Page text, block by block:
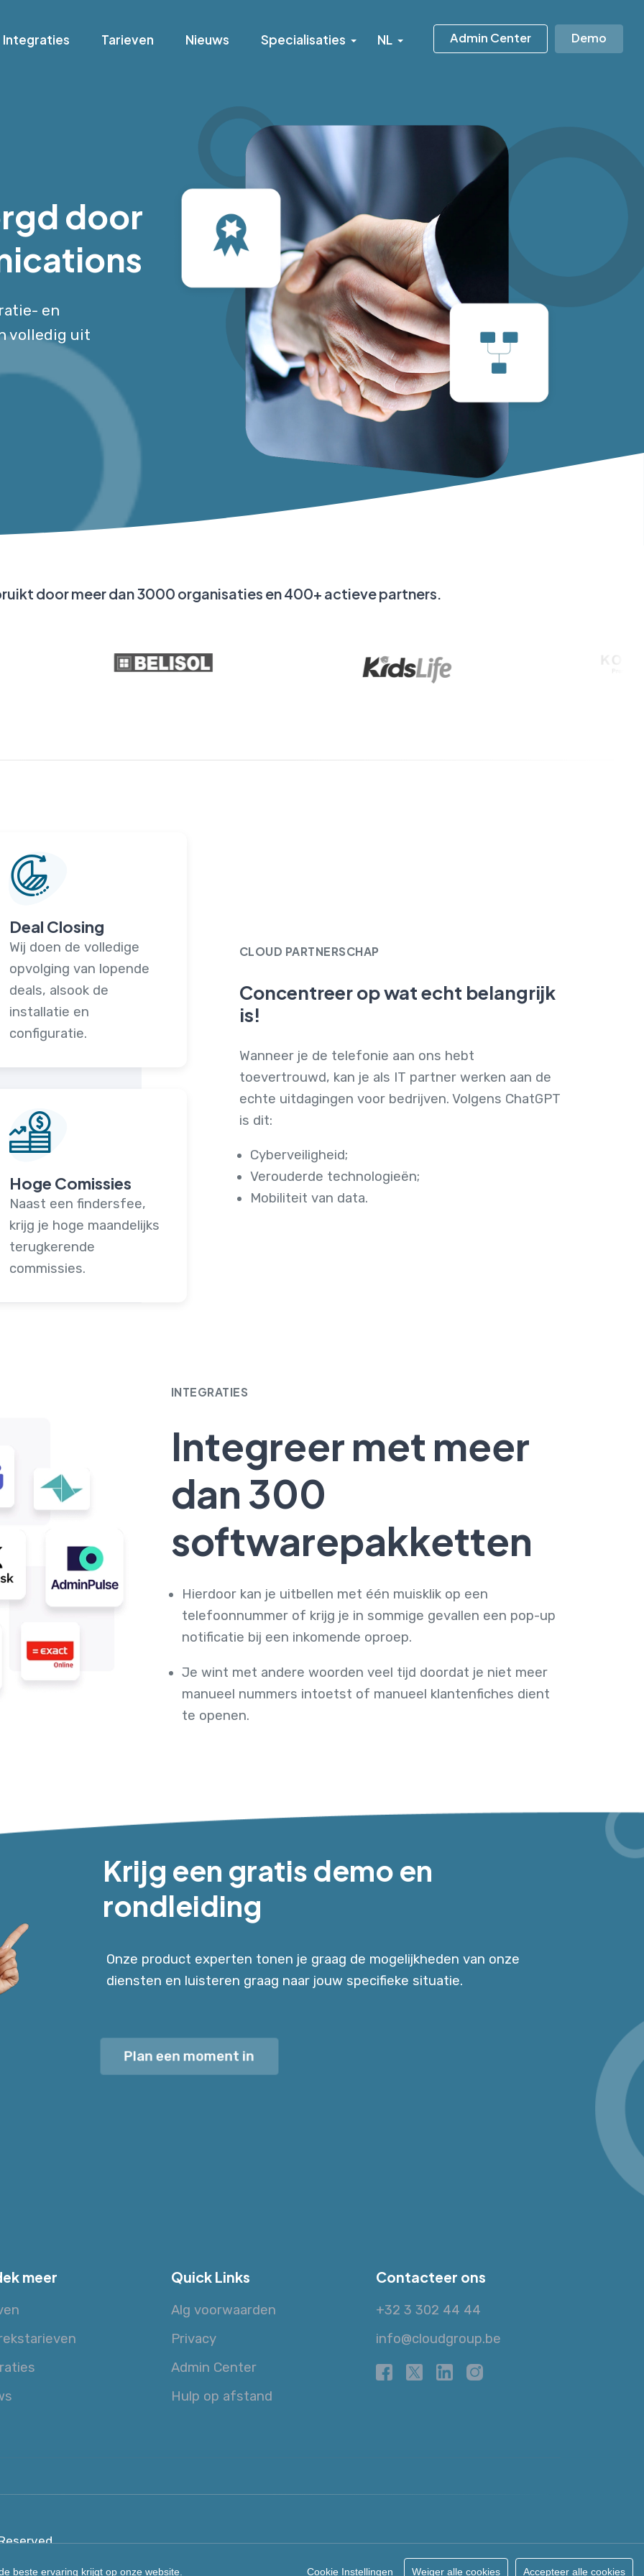
beste ervaring krijgt op onze website. Cookie Instellingen Weiger alle cookies Accepteer alle cookies
Integraties Tarieven Nieuws Specialisaties NL Admin Center Demo
door
en
volledig uit
door meer dan 3000 organisaties en 400+ actieve partners.
Deal Closing
Wij doen de volledige
opvolging van lopende
deals, alsook de
installatie en
configuratie.
Hoge Comissies
Naast een findersfee,
krijg je hoge maandelijks
terugkerende
commissies.
CLOUD PARTNERSCHAP
Concentreer op wat echt belangrijk
is!
Wanneer je de telefonie aan ons hebt
toevertrouwd, kan je als IT partner werken aan de
echte uitdagingen voor bedrijven. Volgens ChatGPT
is dit:
Cyberveiligheid;
Verouderde technologieën;
Mobiliteit van data.
INTEGRATIES
Integreer met meer
dan 300
softwarepakketten
Hierdoor kan je uitbellen met één muisklik op een
telefoonnummer of krijg je in sommige gevallen een pop-up
notificatie bij een inkomende oproep.
Je wint met andere woorden veel tijd doordat je niet meer
manueel nummers intoetst of manueel klantenfiches dient
te openen.
Krijg een gratis demo en
rondleiding
Onze product experten tonen je graag de mogelijkheden van onze
diensten en luisteren graag naar jouw specifieke situatie.
Plan een moment in
meer Quick Links
Alg voorwaarden
Privacy
Admin Center
Hulp op afstand
Contacteer ons
+32 3 302 44 44
info@cloudgroup.be
Powered by Cloud Services